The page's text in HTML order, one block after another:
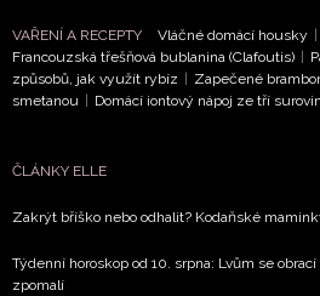
VAŘENÍ A RECEPTY Vláčné domácí housky |
Francouzská třešňová bublanina (Clafoutis) |
způsobů, jak využít rybíz | Zapečené
smetanou | Domácí iontový nápoj ze tří surovin
ČLÁNKY ELLE
Zakrýt bříško nebo odhalit? Kodaňské
Týdenní horoskop od 10. srpna: Lvům se
zpomalí